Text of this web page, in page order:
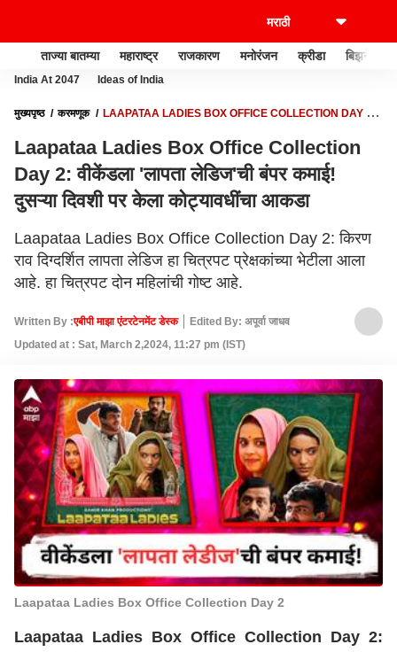
ताज्या बातम्या महाराष्ट्र राजकारण मनोरंजन क्रीडा बिझनेस
India At 2047 Ideas of India
मुख्यपृष्ठ करमणूक
LAAPATAA LADIES BOX OFFICE COLLECTION DAY 2:
Laapataa Ladies Box Office Collection
Day 2: वीकेंडला 'लापता लेडिज'ची बंपर कमाई!
दुसऱ्या दिवशी पर केला कोट्यावधींचा आकडा
Laapataa Ladies Box Office Collection Day 2: किरण
राव दिग्दर्शित लापता लेडिज हा चित्रपट प्रेक्षकांच्या भेटीला आला
आहे. हा चित्रपट दोन महिलांची गोष्ट आहे.
Written By :एबीपी माझा एंटरटेनमेंट डेस्क
Edited By: अपूर्वा जाधव
Updated at : Sat, March 2,2024, 11:27 pm (IST)
Laapataa Ladies Box Office Collection Day 2
Laapataa Ladies Box Office Collection Day 2: